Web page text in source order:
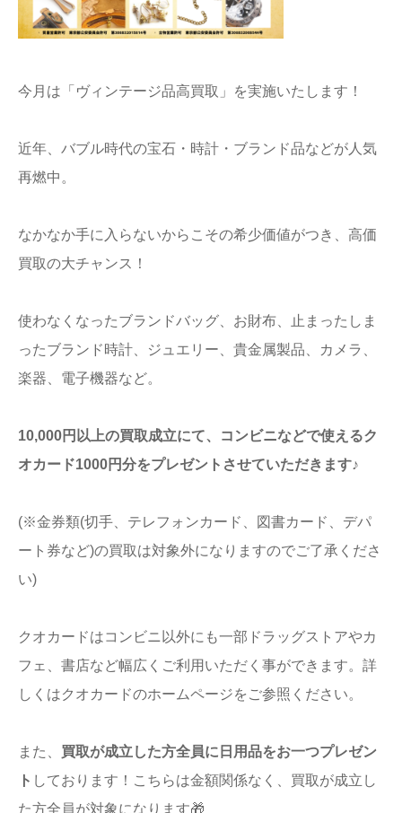
今月は「ヴィンテージ品高買取」を実施いたします！
近年、バブル時代の宝石・時計・ブランド品などが人気
再燃中。
なかなか手に入らないからこその希少価値がつき、高価
買取の大チャンス！
使わなくなったブランドバッグ、お財布、止まったしま
ったブランド時計、ジュエリー、貴金属製品、カメラ、
楽器、電子機器など。
10,000円以上の買取成立にて、コンビニなどで使えるク
オカード1000円分をプレゼントさせていただきます♪
(※金券類(切手、テレフォンカード、図書カード、デパ
ート券など)の買取は対象外になりますのでご了承くださ
い)
クオカードはコンビニ以外にも一部ドラッグストアやカ
フェ、書店など幅広くご利用いただく事ができます。詳
しくはクオカードのホームページをご参照ください。
また、 買取が成立した方全員に日用品をお一つプレゼン
ト しております！こちらは金額関係なく、買取が成立し
た方全員が対象になります🎁